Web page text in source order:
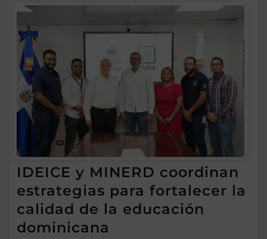
IDEICE y MINERD coordinan
estrategias para fortalecer la
calidad de la educación
dominicana